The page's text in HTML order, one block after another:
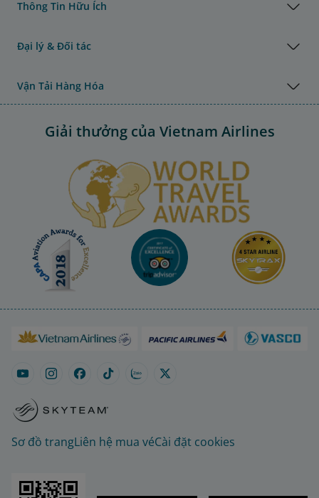
Thông Tin Hữu Ích
Đại lý & Đối tác
Vận Tải Hàng Hóa
Giải thưởng của Vietnam Airlines
Sơ đồ trangLiên hệ mua véCài đặt cookies